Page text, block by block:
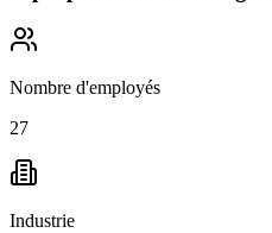
Nombre d'employés
27
Industrie